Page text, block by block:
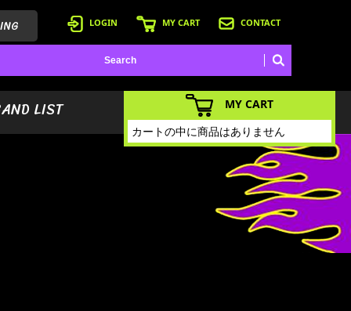
LOGIN MY CART CONTACT
LIST
MY CART
カートの中に商品はありません